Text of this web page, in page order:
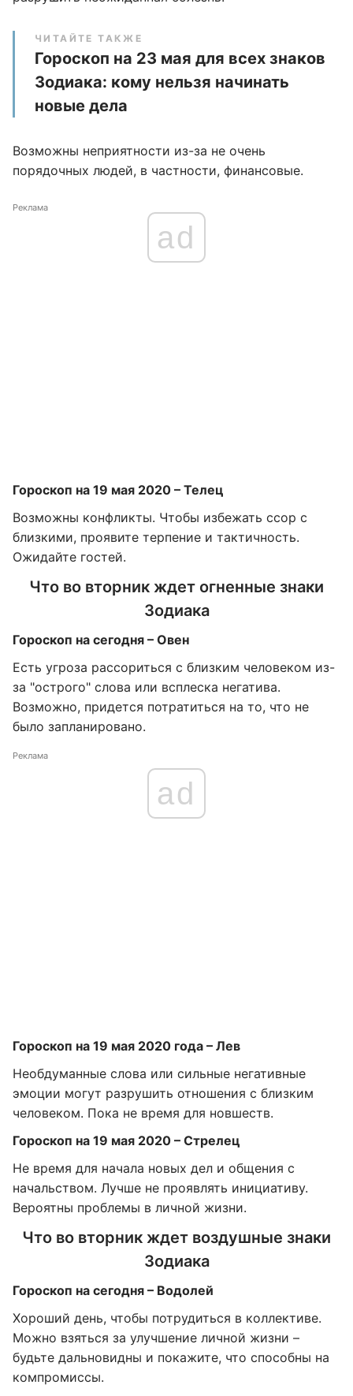
ЧИТАЙТЕ ТАКЖЕ
Гороскоп на 23 мая для всех знаков
Зодиака: кому нельзя начинать
новые дела
Возможны неприятности из-за не очень
порядочных людей, в частности, финансовые.
Реклама
ad
Гороскоп на 19 мая 2020 – Телец
Возможны конфликты. Чтобы избежать ссор с
близкими, проявите терпение и тактичность.
Ожидайте гостей.
Что во вторник ждет огненные знаки
Зодиака
Гороскоп на сегодня – Овен
Есть угроза рассориться с близким человеком из-
за "острого" слова или всплеска негатива.
Возможно, придется потратиться на то, что не
было запланировано.
Реклама
ad
Гороскоп на 19 мая 2020 года – Лев
Необдуманные слова или сильные негативные
эмоции могут разрушить отношения с близким
человеком. Пока не время для новшеств.
Гороскоп на 19 мая 2020 – Стрелец
Не время для начала новых дел и общения с
начальством. Лучше не проявлять инициативу.
Вероятны проблемы в личной жизни.
Что во вторник ждет воздушные знаки
Зодиака
Гороскоп на сегодня – Водолей
Хороший день, чтобы потрудиться в коллективе.
Можно взяться за улучшение личной жизни –
будьте дальновидны и покажите, что способны на
компромиссы.